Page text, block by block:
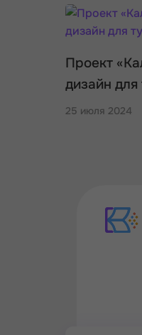
Проект
дизайн для
25 июля 2024